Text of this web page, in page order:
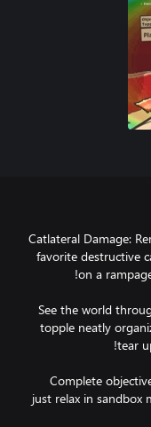
Catlateral Damage:
favorite destructive
See the world
topple neatly
Complete
just relax in sandbox